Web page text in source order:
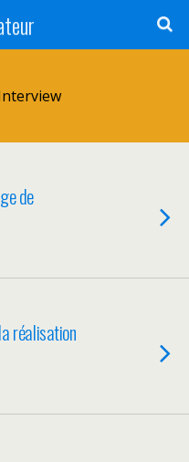
de
réalisation